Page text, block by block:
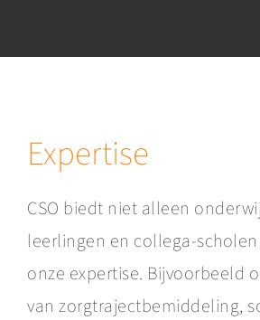
Expertise
CSO biedt niet alleen
leerlingen en collega-
onze expertise. Bijvoorbeeld
van zorgtrajectbemiddeling,